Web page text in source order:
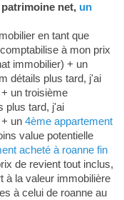
net, un
en tant que
à mon prix
immobilier) + un
détails plus tard, j'ai
un troisième
plus tard, j'ai
un 4ème appartement
value potentielle
acheté à roanne fin
de revient tout inclus,
à la valeur immobilière
à celui de roanne au